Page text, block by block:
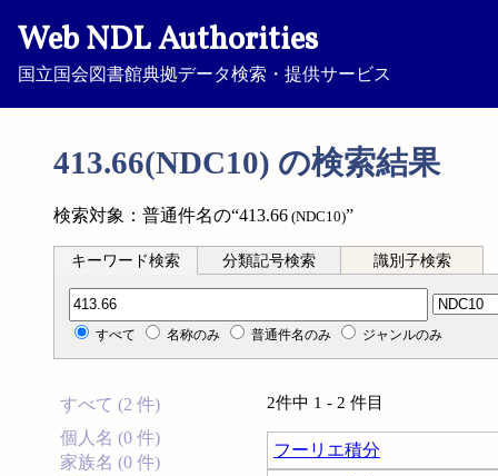
Web NDL Authorities
国立国会図書館典拠データ検索・提供サービス
413.66(NDC10) の検索結果
検索対象：普通件名の“413.66 (NDC10)”
キーワード検索 分類記号検索 識別子検索
分類記号検索
すべて 名称のみ 普通件名のみ ジャンルのみ
すべて (2 件)
個人名 (0 件)
家族名 (0 件)
2件中 1 - 2 件目
フーリエ積分